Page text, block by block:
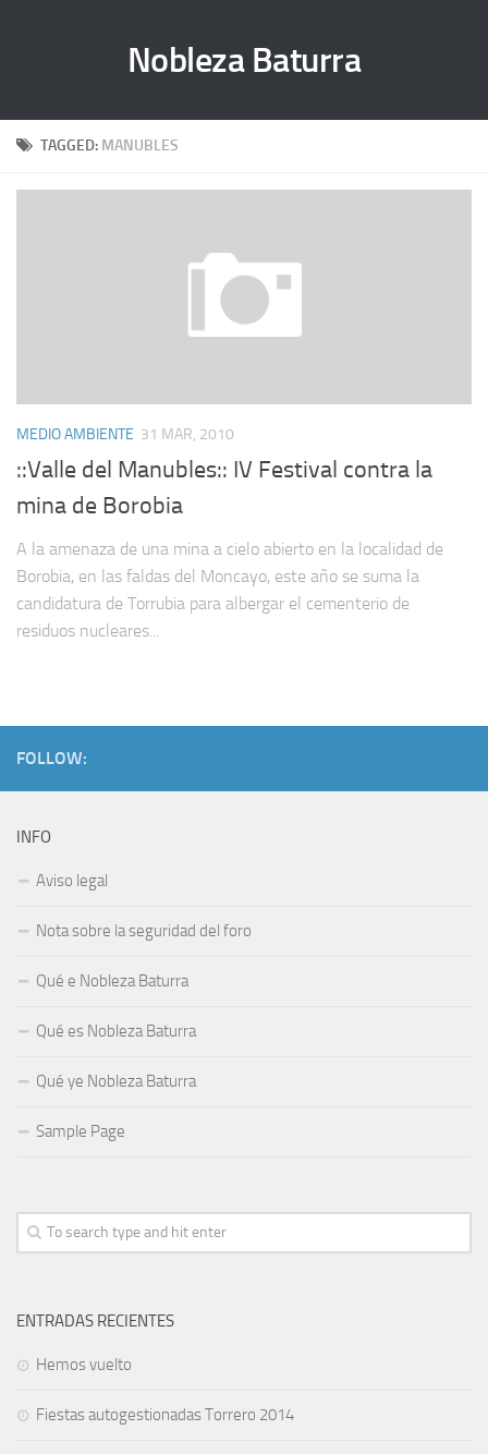
Nobleza Baturra
TAGGED: MANUBLES
MEDIO AMBIENTE 31 MAR, 2010
::Valle del Manubles:: IV Festival contra la
mina de Borobia
A la amenaza de una mina a cielo abierto en la localidad de
Borobia, en las faldas del Moncayo, este año se suma la
candidatura de Torrubia para albergar el cementerio de
residuos nucleares...
FOLLOW:
INFO
Aviso legal
Nota sobre la seguridad del foro
Qué e Nobleza Baturra
Qué es Nobleza Baturra
Qué ye Nobleza Baturra
Sample Page
ENTRADAS RECIENTES
Hemos vuelto
Fiestas autogestionadas Torrero 2014